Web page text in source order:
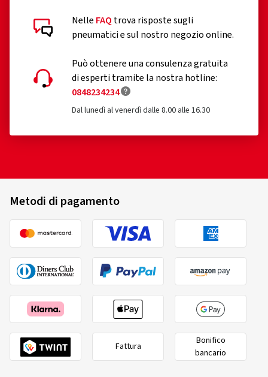
Nelle FAQ trova risposte sugli
pneumatici e sul nostro negozio online.
Può ottenere una consulenza gratuita
di esperti tramite la nostra hotline:
0848234234
Dal lunedì al venerdì dalle 8.00 alle 16.30
Metodi di pagamento
Fattura
Bonifico
bancario